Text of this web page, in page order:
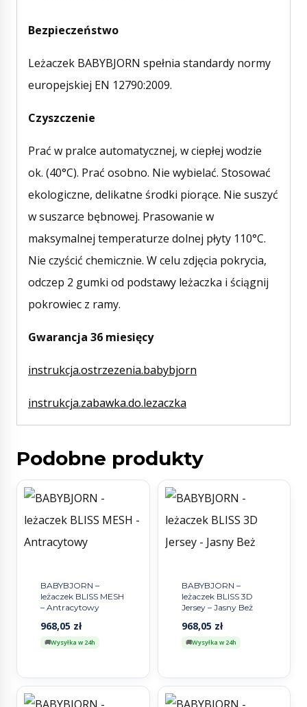
Bezpieczeństwo
Leżaczek BABYBJORN spełnia standardy normy
europejskiej EN 12790:2009.
Czyszczenie
Prać w pralce automatycznej, w ciepłej wodzie
ok. (40°C). Prać osobno. Nie wybielać. Stosować
ekologiczne, delikatne środki piorące. Nie suszyć
w suszarce bębnowej. Prasowanie w
maksymalnej temperaturze dolnej płyty 110°C.
Nie czyścić chemicznie. W celu zdjęcia pokrycia,
odczep 2 gumki od podstawy leżaczka i ściągnij
pokrowiec z ramy.
Gwarancja 36 miesięcy
instrukcja.ostrzezenia.babybjorn
instrukcja.zabawka.do.lezaczka
Podobne produkty
BABYBJORN –
leżaczek BLISS MESH
– Antracytowy
968,05 zł
Wysyłka w 24h
BABYBJORN –
leżaczek BLISS 3D
Jersey – Jasny Beż
968,05 zł
Wysyłka w 24h